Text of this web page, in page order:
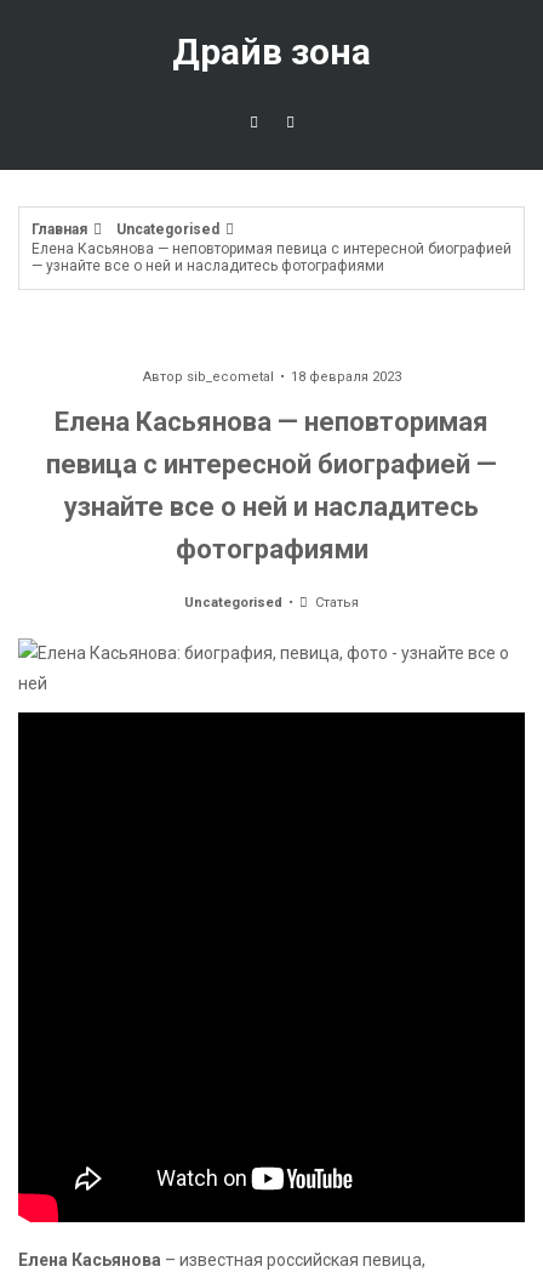
Драйв зона
Главная
Uncategorised
Елена Касьянова — неповторимая певица с интересной биографией
— узнайте все о ней и насладитесь фотографиями
Автор sib_ecometal 18 февраля 2023
Елена Касьянова — неповторимая
певица с интересной биографией —
узнайте все о ней и насладитесь
фотографиями
Uncategorised Статья
Елена Касьянова – известная российская певица,